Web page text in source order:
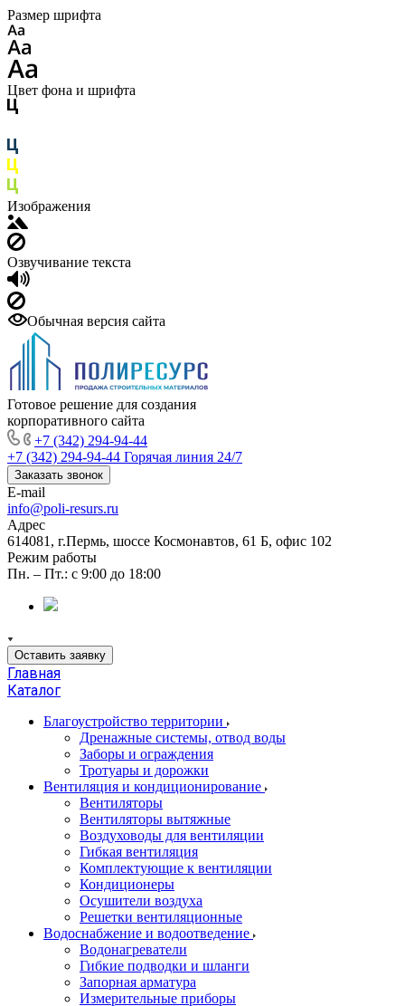
Размер шрифта
Цвет фона и шрифта
Изображения
Озвучивание текста
Обычная версия сайта
Готовое решение для создания
корпоративного сайта
+7 (342) 294-94-44
+7 (342) 294-94-44 Горячая линия 24/7
Заказать звонок
E-mail
info@poli-resurs.ru
Адрес
614081, г.Пермь, шоссе Космонавтов, 61 Б, офис 102
Режим работы
Пн. – Пт.: с 9:00 до 18:00
Оставить заявку
Главная
Каталог
Благоустройство территории
Дренажные системы, отвод воды
Заборы и ограждения
Тротуары и дорожки
Вентиляция и кондиционирование
Вентиляторы
Вентиляторы вытяжные
Воздуховоды для вентиляции
Гибкая вентиляция
Комплектующие к вентиляции
Кондиционеры
Осушители воздуха
Решетки вентиляционные
Водоснабжение и водоотведение
Водонагреватели
Гибкие подводки и шланги
Запорная арматура
Измерительные приборы